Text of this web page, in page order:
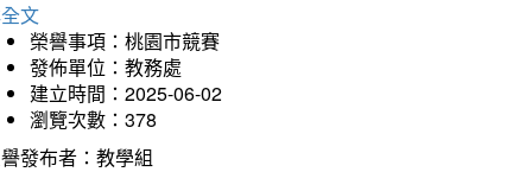
文
榮譽事項：桃園市競賽
發佈單位：教務處
建立時間：2025-06-02
瀏覽次數：378
發布者：教學組